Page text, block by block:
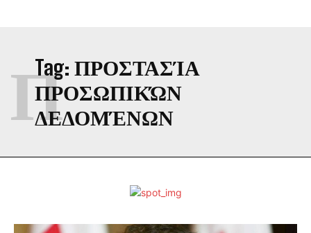
Tag: ΠΡΟΣΤΑΣΊΑ
ΠΡΟΣΩΠΙΚΏΝ
ΔΕΔΟΜΈΝΩΝ
Π